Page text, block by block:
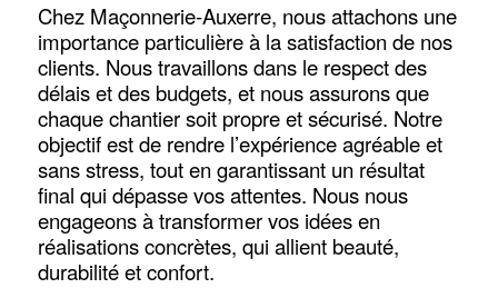
Chez Maçonnerie-Auxerre, nous attachons une
importance particulière à la satisfaction de nos
clients. Nous travaillons dans le respect des
délais et des budgets, et nous assurons que
chaque chantier soit propre et sécurisé. Notre
objectif est de rendre l’expérience agréable et
sans stress, tout en garantissant un résultat
final qui dépasse vos attentes. Nous nous
engageons à transformer vos idées en
réalisations concrètes, qui allient beauté,
durabilité et confort.